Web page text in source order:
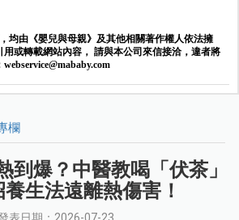
均由《嬰兒與母親》及其他相關著作權人依法擁
用或轉載網站內容， 請與本公司來信接洽，違者將
webservice@mababy.com
欄
到爆？中醫教喝「伏茶」
生法遠離熱傷害！
表日期：2026-07-23